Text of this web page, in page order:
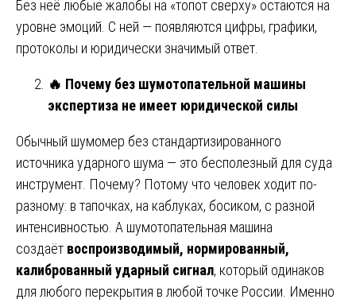
Без неё любые жалобы на «топот сверху» остаются на
уровне эмоций. С ней — появляются цифры, графики,
протоколы и юридически значимый ответ.
🔥 Почему без шумотопательной машины
экспертиза не имеет юридической силы
Обычный шумомер без стандартизированного
источника ударного шума — это бесполезный для суда
инструмент. Почему? Потому что человек ходит по-
разному: в тапочках, на каблуках, босиком, с разной
интенсивностью. А шумотопательная машина
создаёт воспроизводимый, нормированный,
калиброванный ударный сигнал, который одинаков
для любого перекрытия в любой точке России. Именно